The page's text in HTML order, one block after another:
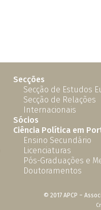
Secções
Secção de Estudos
Secção de Relações
Internacionais
Sócios
Ciência Política em
Ensino Secundário
Licenciaturas
Pós-Graduações e
Doutoramentos
© 2017 APCP –